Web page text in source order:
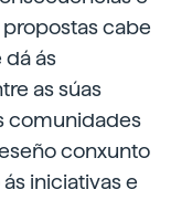
propostas cabe
ás
as súas
comunidades
conxunto
iniciativas e